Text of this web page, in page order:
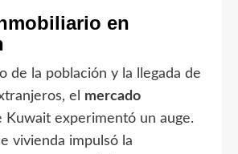
en
de la población y la llegada de
el mercado
Kuwait experimentó un auge.
vivienda impulsó la